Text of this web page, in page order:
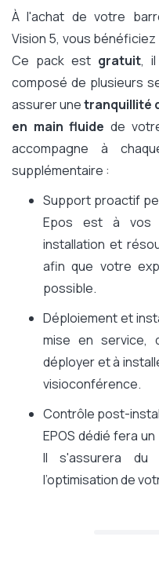
À l'achat de votre
Vision 5, vous bénéficiez
Ce pack est gratuit,
composé de plusieurs
assurer unetranquillité
en main fluide de
accompagne à
supplémentaire :
Support proactif
Epos est à vos
installation et
afin que votre
possible.
Déploiement et
mise en service,
déployer et à
visioconférence.
Contrôle post-
EPOS dédié fera
Il s'assurera du
l’optimisation de